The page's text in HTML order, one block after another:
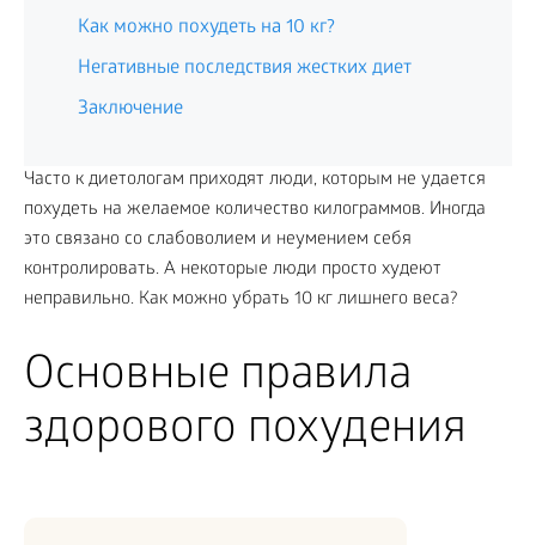
Как можно похудеть на 10 кг?
Негативные последствия жестких диет
Заключение
Часто к диетологам приходят люди, которым не удается
похудеть на желаемое количество килограммов. Иногда
это связано со слабоволием и неумением себя
контролировать. А некоторые люди просто худеют
неправильно. Как можно убрать 10 кг лишнего веса?
Основные правила
здорового похудения